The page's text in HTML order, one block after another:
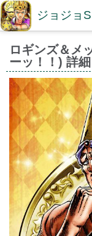
ジョジョ
ロギンズ＆メ
ーッ！！) 詳細